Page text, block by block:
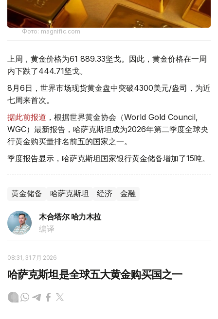
Фото: magnific.com
上周，黄金价格为61 889.33坚戈。因此，黄金价格在一周
内下跌了444.71坚戈。
8月6日，世界市场现货黄金盘中突破4300美元/盎司，为近
七周来首次。
据此前报道 ，根据世界黄金协会（World Gold Council,
WGC）最新报告，哈萨克斯坦成为2026年第二季度全球央
行黄金购买量排名前五的国家之一。
季度报告显示，哈萨克斯坦国家银行黄金储备增加了15吨。
黄金储备 哈萨克斯坦 经济 金融
木合塔尔 哈力木拉
编译
08:31, 31 7月 2026
哈萨克斯坦是全球五大黄金购买国之一